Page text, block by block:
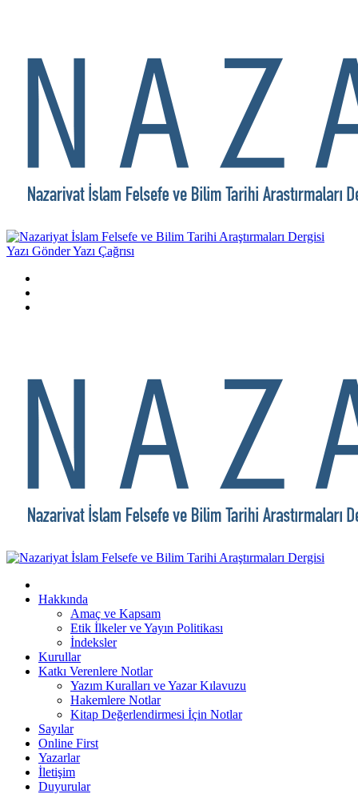
Yazı GönderYazı Çağrısı
Hakkında
Amaç ve Kapsam
Etik İlkeler ve Yayın Politikası
İndeksler
Kurullar
Katkı Verenlere Notlar
Yazım Kuralları ve Yazar Kılavuzu
Hakemlere Notlar
Kitap Değerlendirmesi İçin Notlar
Sayılar
Online First
Yazarlar
İletişim
Duyurular